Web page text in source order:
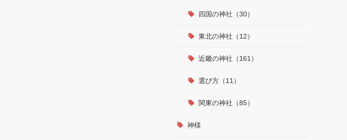
四国の神社（30）
東北の神社（12）
近畿の神社（161）
選び方（11）
関東の神社（85）
神様